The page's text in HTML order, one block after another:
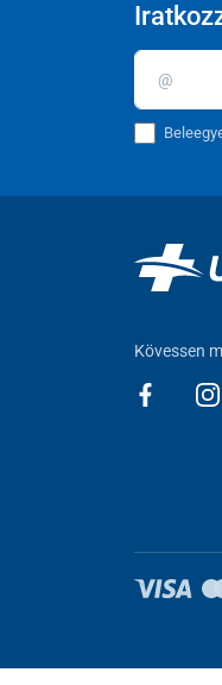
Kövessen